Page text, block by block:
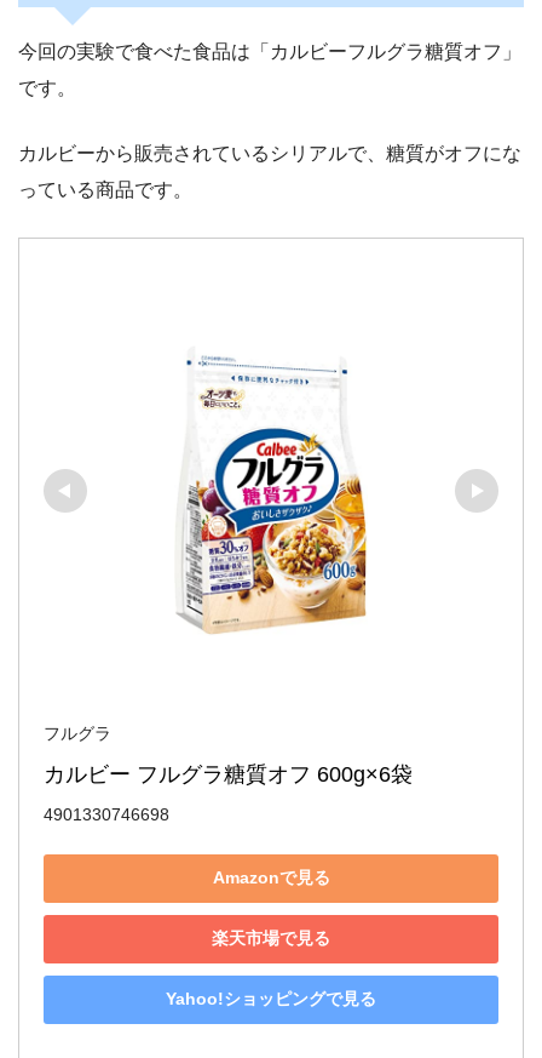
今回の実験で食べた食品は「カルビーフルグラ糖質オフ」
です。
カルビーから販売されているシリアルで、糖質がオフにな
っている商品です。
フルグラ
カルビー フルグラ糖質オフ 600g×6袋
4901330746698
Amazonで見る
楽天市場で見る
Yahoo!ショッピングで見る